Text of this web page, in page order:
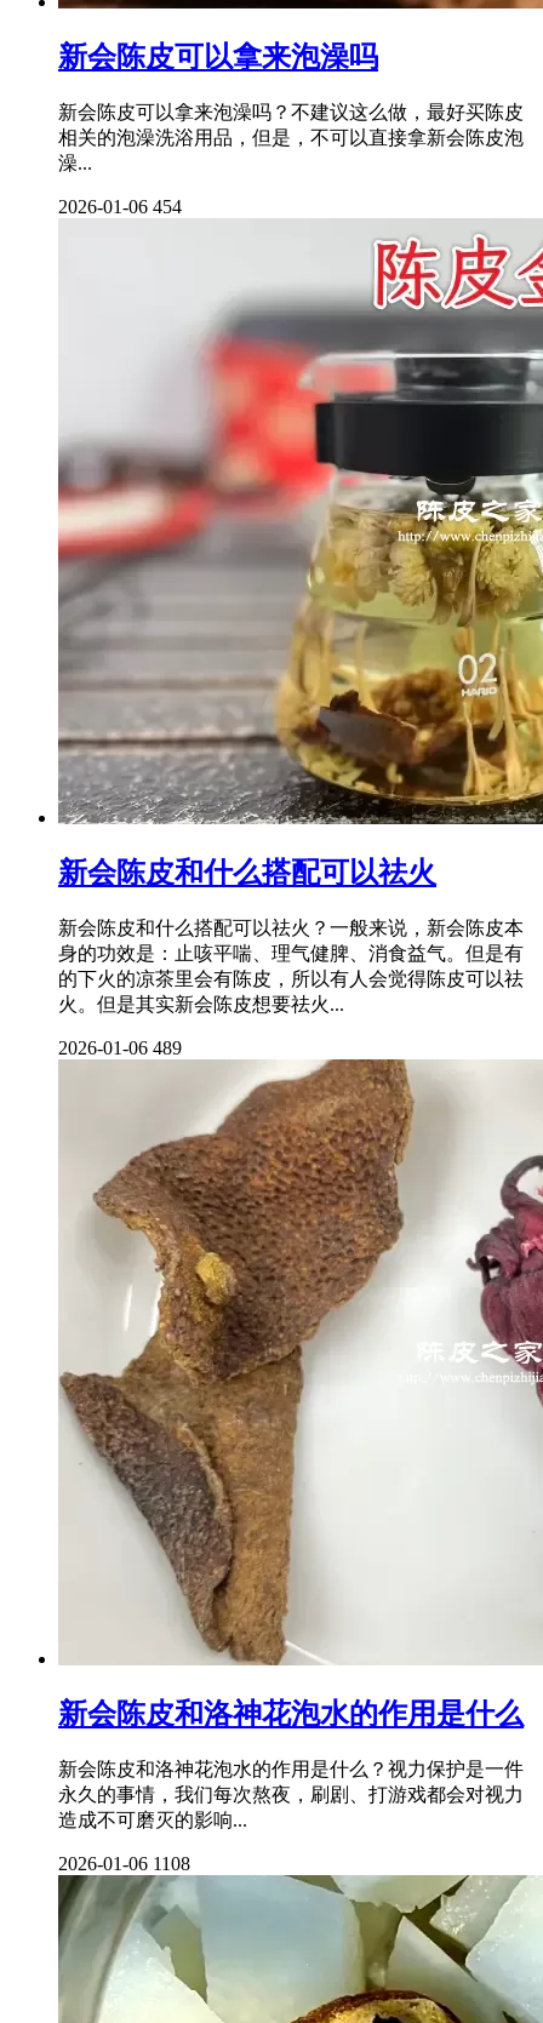
新会陈皮可以拿来泡澡吗
新会陈皮可以拿来泡澡吗？不建议这么做，最好买陈皮
相关的泡澡洗浴用品，但是，不可以直接拿新会陈皮泡
澡...
2026-01-06 454
新会陈皮和什么搭配可以祛火
新会陈皮和什么搭配可以祛火？一般来说，新会陈皮本
身的功效是：止咳平喘、理气健脾、消食益气。但是有
的下火的凉茶里会有陈皮，所以有人会觉得陈皮可以祛
火。但是其实新会陈皮想要祛火...
2026-01-06 489
新会陈皮和洛神花泡水的作用是什么
新会陈皮和洛神花泡水的作用是什么？视力保护是一件
永久的事情，我们每次熬夜，刷剧、打游戏都会对视力
造成不可磨灭的影响...
2026-01-06 1108